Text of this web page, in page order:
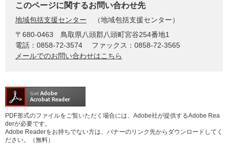
このページに関するお問い合わせ先
地域包括支援センター
地域包括支援センター
〒680-0463
鳥取県八頭郡八頭町宮谷254番地1
電話：0858-72-3574
ファックス：0858-72-3565
メールでのお問い合わせはこちら
PDF形式のファイルをご覧いただく場合には、Adobe社が提供するAdobe Rea
derが必要です。
Adobe Readerをお持ちでない方は、バナーのリンク先からダウンロードしてく
ださい。（無料）